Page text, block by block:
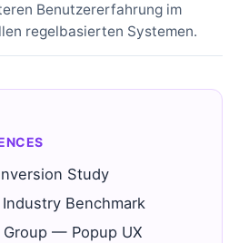
Benutzererfahrung im
regelbasierten Systemen.
Study
Benchmark
Group — Popup UX